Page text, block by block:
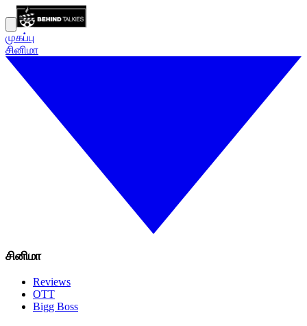
முகப்பு
சினிமா
சினிமா
Reviews
OTT
Bigg Boss